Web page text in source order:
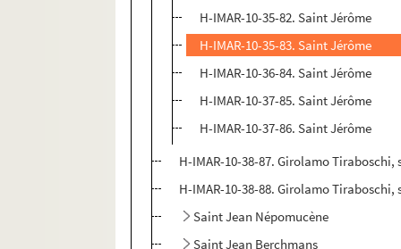
H-IMAR-10-35-82. Saint Jérôme
H-IMAR-10-35-83. Saint Jérôme
H-IMAR-10-36-84. Saint Jérôme
H-IMAR-10-37-85. Saint Jérôme
H-IMAR-10-37-86. Saint Jérôme
H-IMAR-10-38-87. Girolamo Tiraboschi,
H-IMAR-10-38-88. Girolamo Tiraboschi,
Saint Jean Népomucène
Saint Jean Berchmans